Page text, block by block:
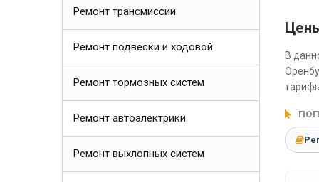
В
Ремонт трансмиссии
Ремонт подвески и ходовой
Ремонт тормозных систем
Ремонт автоэлектрики
Ремонт выхлопных систем